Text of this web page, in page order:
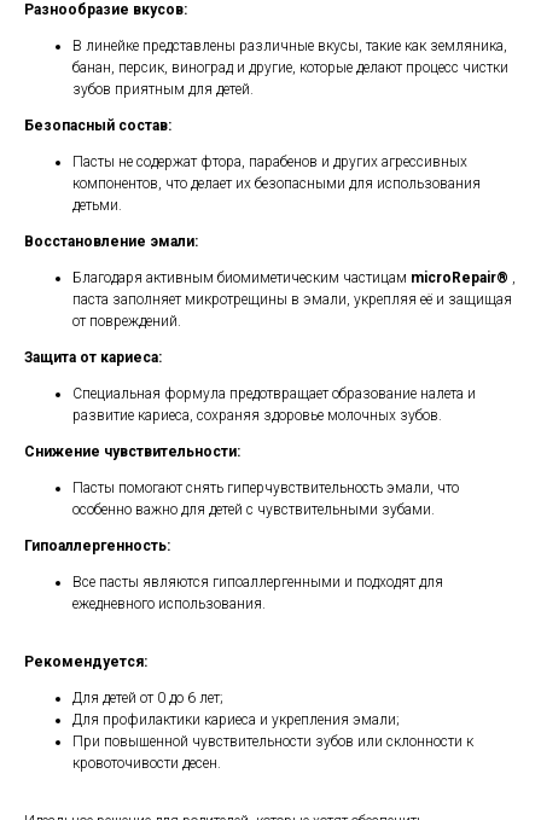
Разнообразие вкусов:
В линейке представлены различные вкусы, такие как земляника,
банан, персик, виноград и другие, которые делают процесс чистки
зубов приятным для детей.
Безопасный состав:
Пасты не содержат фтора, парабенов и других агрессивных
компонентов, что делает их безопасными для использования
детьми.
Восстановление эмали:
Благодаря активным биомиметическим частицам microRepair® ,
паста заполняет микротрещины в эмали, укрепляя её и защищая
от повреждений.
Защита от кариеса:
Специальная формула предотвращает образование налета и
развитие кариеса, сохраняя здоровье молочных зубов.
Снижение чувствительности:
Пасты помогают снять гиперчувствительность эмали, что
особенно важно для детей с чувствительными зубами.
Гипоаллергенность:
Все пасты являются гипоаллергенными и подходят для
ежедневного использования.
Рекомендуется:
Для детей от 0 до 6 лет;
Для профилактики кариеса и укрепления эмали;
При повышенной чувствительности зубов или склонности к
кровоточивости десен.